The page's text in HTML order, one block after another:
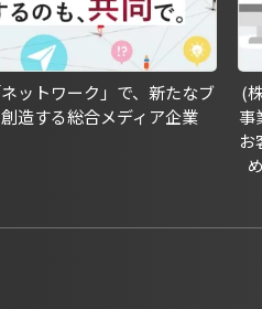
ネットワーク」で、新たなブ
造する総合メディア企業
(
事
お